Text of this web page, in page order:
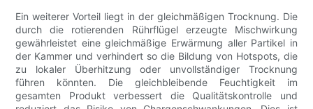
Ein weiterer Vorteil liegt in der gleichmäßigen Trocknung. Die
durch die rotierenden Rührflügel erzeugte Mischwirkung
gewährleistet eine gleichmäßige Erwärmung aller Partikel in
der Kammer und verhindert so die Bildung von Hotspots, die
zu lokaler Überhitzung oder unvollständiger Trocknung
führen könnten. Die gleichbleibende Feuchtigkeit im
gesamten Produkt verbessert die Qualitätskontrolle und